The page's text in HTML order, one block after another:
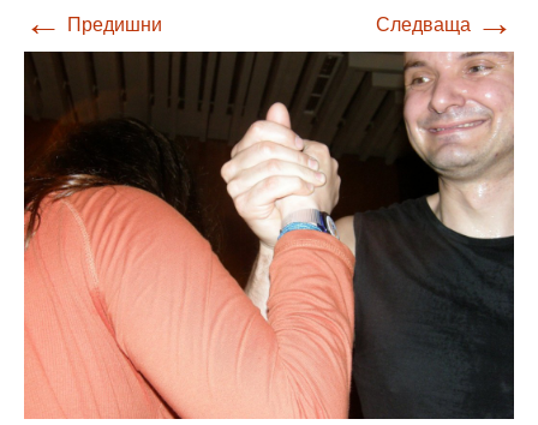
← Предишни Следваща →